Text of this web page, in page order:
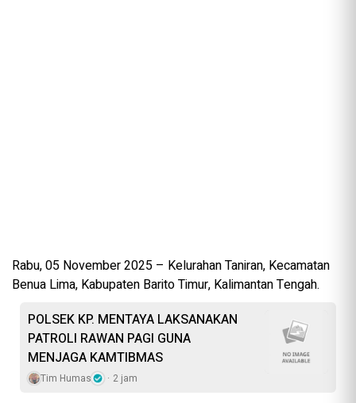
Rabu, 05 November 2025 – Kelurahan Taniran, Kecamatan
Benua Lima, Kabupaten Barito Timur, Kalimantan Tengah.
POLSEK KP. MENTAYA LAKSANAKAN
PATROLI RAWAN PAGI GUNA
MENJAGA KAMTIBMAS
Tim Humas 2 jam